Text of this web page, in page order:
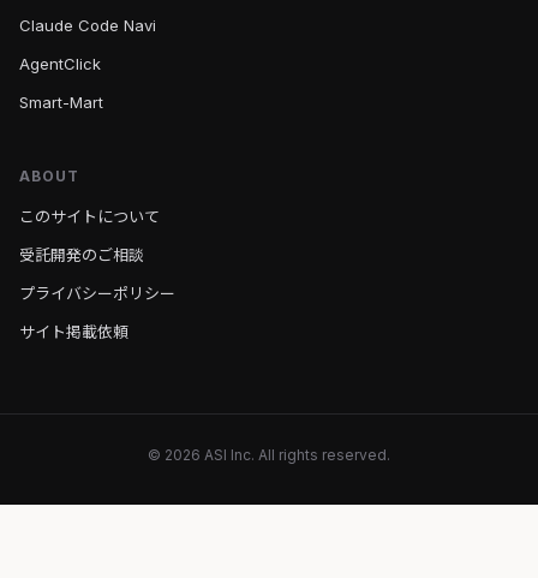
Claude Code Navi
AgentClick
Smart-Mart
ABOUT
このサイトについて
受託開発のご相談
プライバシーポリシー
サイト掲載依頼
© 2026 ASI Inc. All rights reserved.